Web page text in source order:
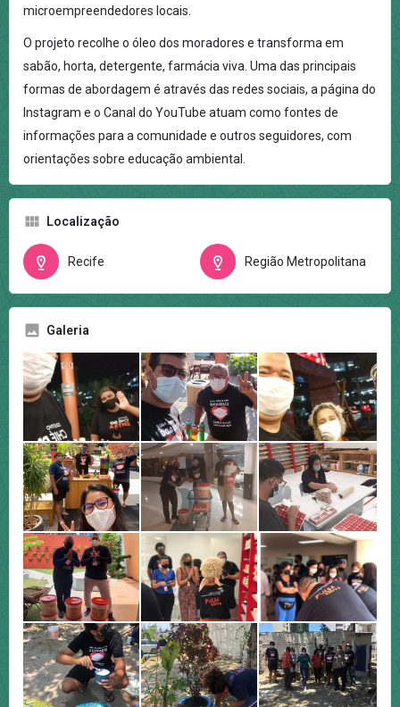
microempreendedores locais.
O projeto recolhe o óleo dos moradores e transforma em
sabão, horta, detergente, farmácia viva. Uma das principais
formas de abordagem é através das redes sociais, a página do
Instagram e o Canal do YouTube atuam como fontes de
informações para a comunidade e outros seguidores, com
orientações sobre educação ambiental.
Localização
Recife Região Metropolitana
Galeria